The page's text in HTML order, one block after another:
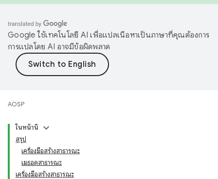
Google ใช้เทคโนโลยี AI เพื่อแปลเนื้อหาเป็นภาษาที่คุณต้องการ
การแปลโดย AI อาจมีข้อผิดพลาด
AOSP
ในหน้านี้
สรุป
เครื่องมือสร้างสาธารณะ
เมธอดสาธารณะ
เครื่องมือสร้างสาธารณะ